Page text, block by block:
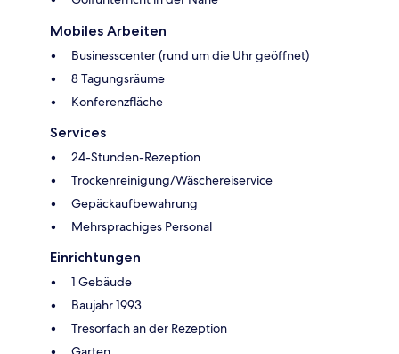
Mobiles Arbeiten
Businesscenter (rund um die Uhr geöffnet)
8 Tagungsräume
Konferenzfläche
Services
24-Stunden-Rezeption
Trockenreinigung/Wäschereiservice
Gepäckaufbewahrung
Mehrsprachiges Personal
Einrichtungen
1 Gebäude
Baujahr 1993
Tresorfach an der Rezeption